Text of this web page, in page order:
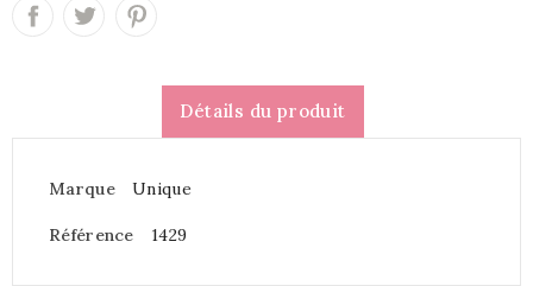
Détails du produit
Marque Unique
Référence 1429